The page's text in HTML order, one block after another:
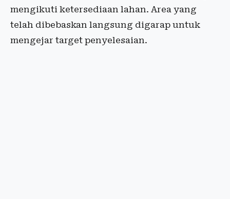
mengikuti ketersediaan lahan. Area yang
telah dibebaskan langsung digarap untuk
mengejar target penyelesaian.